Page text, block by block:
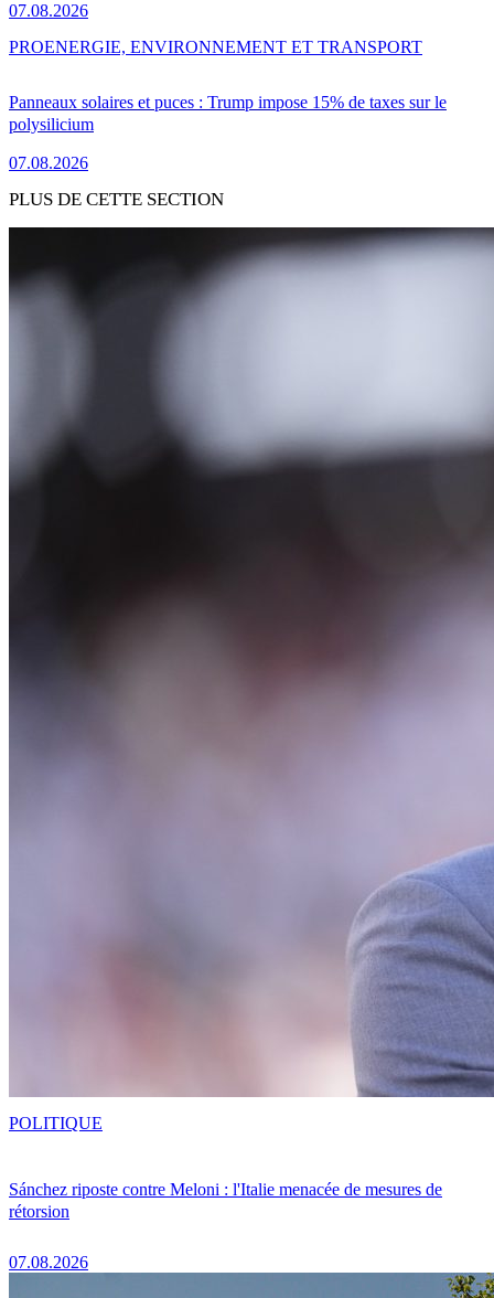
07.08.2026
Panneaux solaires et puces : Trump impose 15% de taxes sur le
polysilicium
07.08.2026
PROENERGIE, ENVIRONNEMENT ET TRANSPORT
PLUS DE CETTE SECTION
Sánchez riposte contre Meloni : l'Italie menacée de mesures de
rétorsion
07.08.2026
POLITIQUE